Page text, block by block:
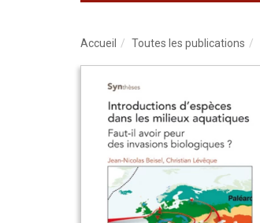
Accueil Toutes les publications